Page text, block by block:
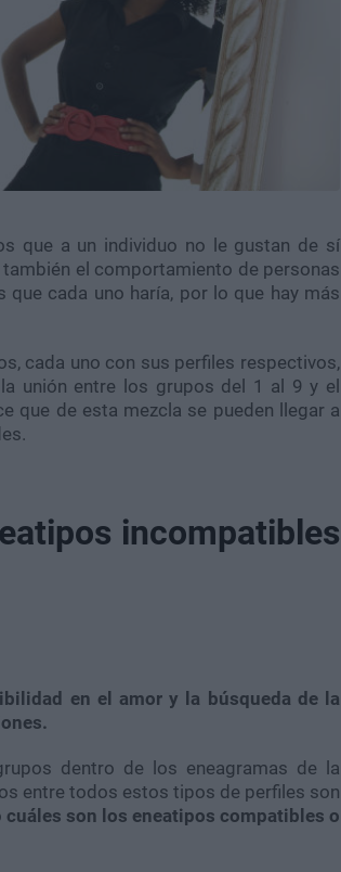
que a un individuo no le gustan de sí
el comportamiento de personas
cada uno haría, por lo que hay más
cada uno con sus perfiles respectivos,
unión entre los grupos del 1 al 9 y el
que de esta mezcla se pueden llegar a
incompatibles
en el amor y la búsqueda de la
dentro de los eneagramas de la
entre todos estos tipos de perfiles son
cuáles son los eneatipos compatibles o